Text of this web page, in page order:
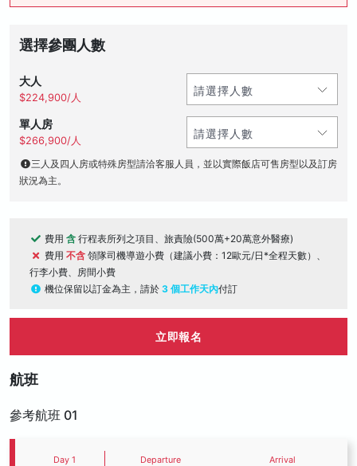
選擇參團人數
大人
$224,900/人
單人房
$266,900/人
三人及四人房或特殊房型請洽客服人員，並以實際飯店可售房型以及訂房
狀況為主。
費用 含 行程表所列之項目、旅責險(500萬+20萬意外醫療)
費用 不含 領隊司機導遊小費（建議小費：12歐元/日*全程天數）、
行李小費、房間小費
機位保留以訂金為主，請於 3 個工作天內付訂
立即報名
航班
參考航班 01
Day 1 Departure Arrival